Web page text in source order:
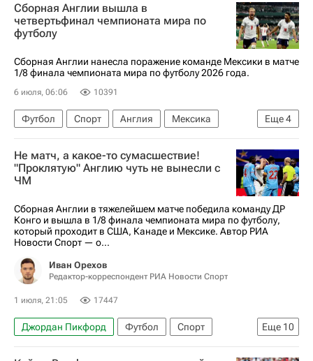
Международная федерация футбола (ФИФА)
ЧМ по футболу 2026
Сборная Англии вышла в
четвертьфинал чемпионата мира по
футболу
Сборная Англии нанесла поражение команде Мексики в матче
1/8 финала чемпионата мира по футболу 2026 года.
6 июля, 06:06 10391
Еще4
Футбол Спорт Англия
Мексика
Джуд Беллингем
Гарри Кейн
Хулиан Киньонес
ЧМ по футболу 2026
Не матч, а какое-то сумасшествие!
"Проклятую" Англию чуть не вынесли с
ЧМ
Сборная Англии в тяжелейшем матче победила команду ДР
Конго и вышла в 1/8 финала чемпионата мира по футболу,
который проходит в США, Канаде и Мексике. Автор РИА
Новости Спорт — о...
Иван Орехов
Редактор-корреспондент РИА Новости Спорт
1 июля, 21:05 17447
Еще 10
Джордан Пикфорд Футбол
Спорт
Гарри Кейн
ДР Конго
ЧМ по футболу 2026